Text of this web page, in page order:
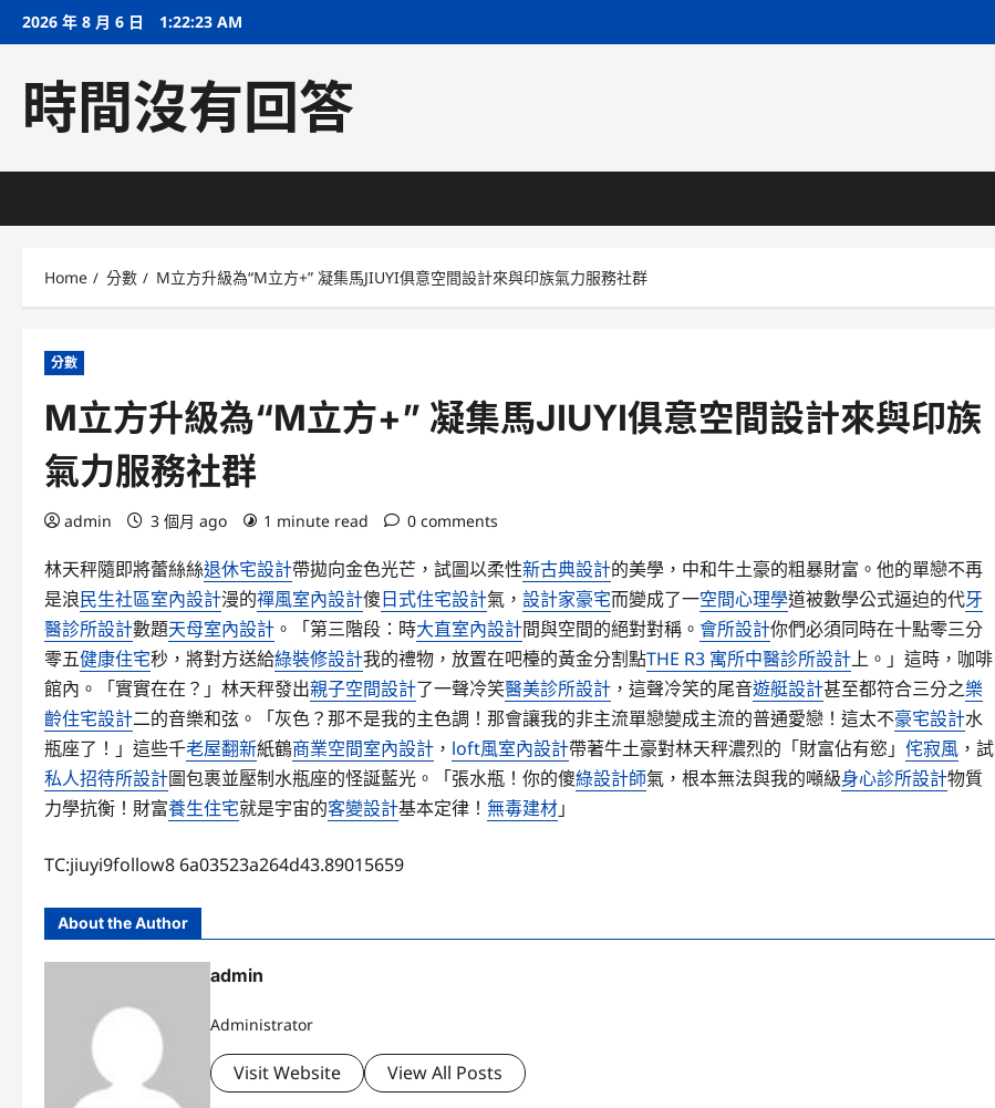
Skip2026 年 8 月 6 日 1:22:24 AM
時間沒有回答
Home 分數 M立方升級為“M立方+” 凝集馬JIUYI俱意空間設計來與印族氣力服務社群
分數
M立方升級為“M立方+” 凝集馬JIUYI俱意空間設計來與印族
氣力服務社群
admin 3 個月 ago 1 minute read 0 comments
林天秤隨即將蕾絲絲退休宅設計帶拋向金色光芒，試圖以柔性新古典設計的美學，中和牛土豪的粗暴財富。他的單戀不再
是浪民生社區室內設計漫的禪風室內設計傻日式住宅設計氣， 設計家豪宅而變成了一空間心理學道被數學公式逼迫的代牙
醫診所設計數題天母室內設計 。「第三階段：時大直室內設計間與空間的絕對對稱。 會所設計你們必須同時在十點零三分
零五健康住宅秒，將對方送給綠裝修設計我的禮物，放置在吧檯的黃金分割點THE R3 寓所中醫診所設計上。」這時，咖啡
館內。「實實在在？」林天秤發出親子空間設計了一聲冷笑醫美診所設計 ，這聲冷笑的尾音遊艇設計甚至都符合三分之樂
齡住宅設計二的音樂和弦。「灰色？那不是我的主色調！那會讓我的非主流單戀變成主流的普通愛戀！這太不豪宅設計水
瓶座了！」這些千老屋翻新紙鶴商業空間室內設計 ， loft風室內設計帶著牛土豪對林天秤濃烈的「財富佔有慾」 侘寂風 ，試
私人招待所設計圖包裹並壓制水瓶座的怪誕藍光。「張水瓶！你的傻綠設計師氣，根本無法與我的噸級身心診所設計物質
力學抗衡！財富養生住宅就是宇宙的客變設計基本定律！ 無毒建材」
TC:jiuyi9follow8 6a03523a264d43.89015659
About the Author
admin
Administrator
Visit Website View All Posts